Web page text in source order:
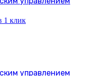
1 клик
управлением